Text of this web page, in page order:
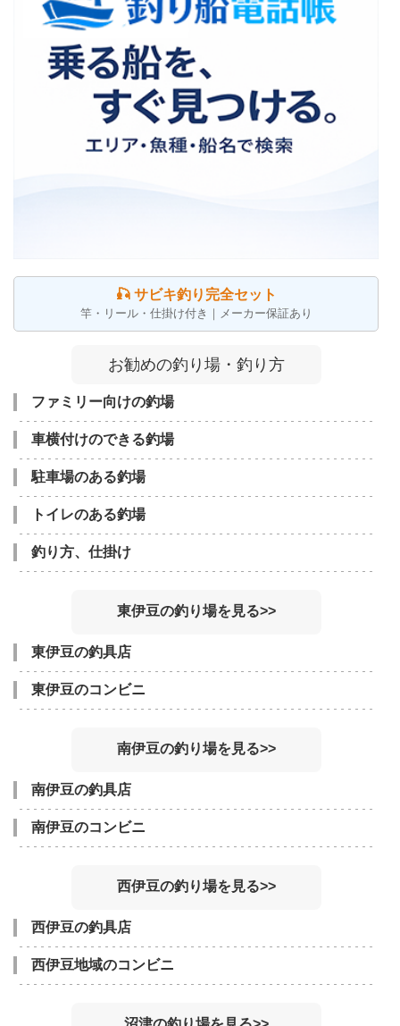
🎣 サビキ釣り完全セット
竿・リール・仕掛け付き｜メーカー保証あり
お勧めの釣り場・釣り方
ファミリー向けの釣場
車横付けのできる釣場
駐車場のある釣場
トイレのある釣場
釣り方、仕掛け
東伊豆の釣り場を見る>>
東伊豆の釣具店
東伊豆のコンビニ
南伊豆の釣り場を見る>>
南伊豆の釣具店
南伊豆のコンビニ
西伊豆の釣り場を見る>>
西伊豆の釣具店
西伊豆地域のコンビニ